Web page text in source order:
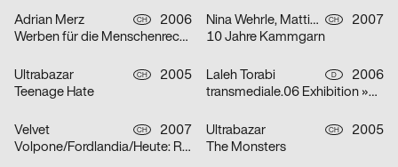
Adrian Merz CH
2006
Werben für die Menschenrechte
Nina Wehrle, Mattias Leutwyler CH
2007
10 Jahre Kammgarn
Ultrabazar CH
2005
Teenage Hate
Laleh Torabi D
2006
transmediale.06 Exhibition »Smile Machines«
Velvet CH
2007
Volpone/Fordlandia/Heute: Raum Lumina/Die Nibelungen
Ultrabazar CH
2005
The Monsters